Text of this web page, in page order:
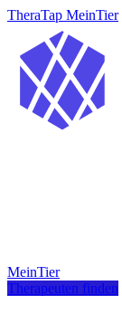
TheraTap MeinTier
MeinTier
Therapeuten finden